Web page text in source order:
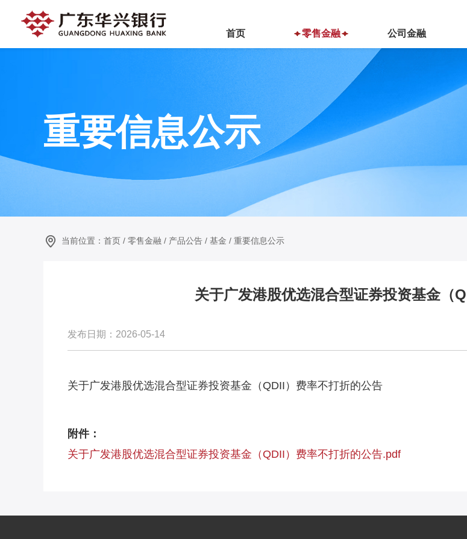
首页 零售金融 公司金融
重要信息公示
当前位置： 首页 / 零售金融 / 产品公告 / 基金 / 重要信息公示
关于广发港股优选混合型证券投资基金（
发布日期：2026-05-14
关于广发港股优选混合型证券投资基金（QDII）费率不打折的公告
附件：
关于广发港股优选混合型证券投资基金（QDII）费率不打折的公告.pdf